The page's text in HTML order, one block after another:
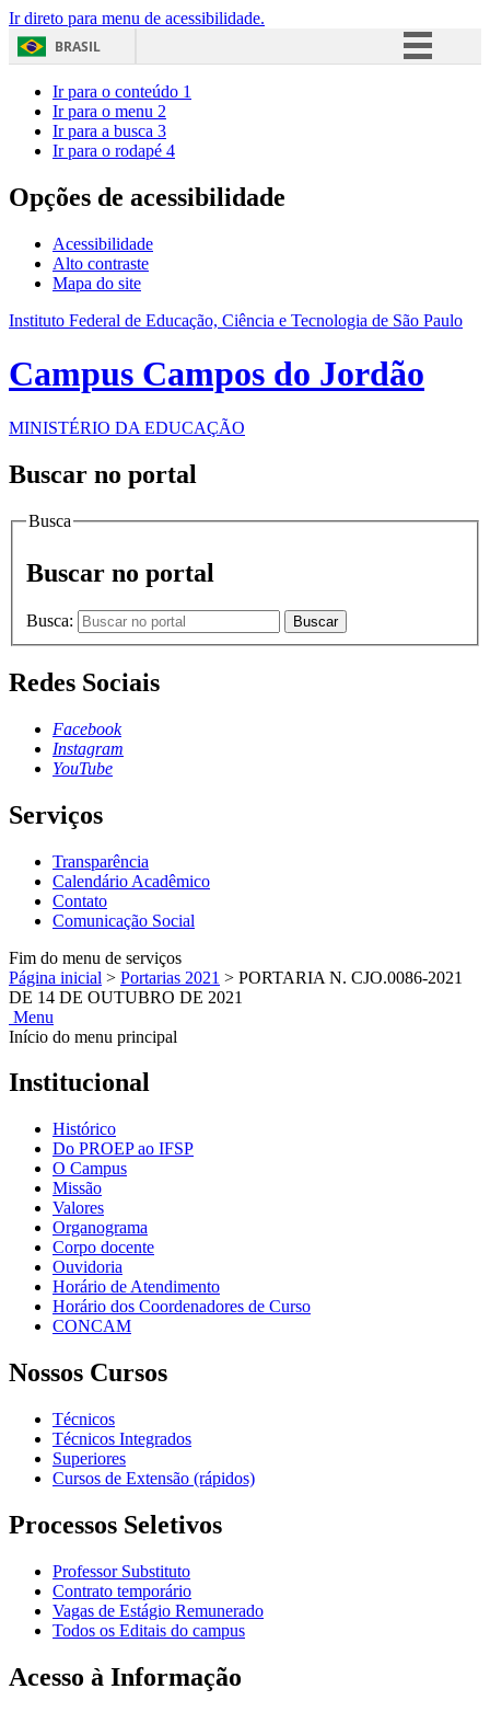
Ir direto para menu de acessibilidade.
BRASIL
Acesso à informação
Ir para o conteúdo 1
Ir para o menu 2
Ir para a busca 3
Ir para o rodapé 4
Opções de acessibilidade
Acessibilidade
Alto contraste
Mapa do site
Instituto Federal de Educação, Ciência e Tecnologia de São Paulo
Campus Campos do Jordão
MINISTÉRIO DA EDUCAÇÃO
Buscar no portal
Busca
Buscar no portal
Busca: Buscar
Redes Sociais
Facebook
Instagram
YouTube
Serviços
Transparência
Calendário Acadêmico
Contato
Comunicação Social
Fim do menu de serviços
Página inicial > Portarias 2021 > PORTARIA N. CJO.0086-2021
DE 14 DE OUTUBRO DE 2021
Menu
Início do menu principal
Institucional
Histórico
Do PROEP ao IFSP
O Campus
Missão
Valores
Organograma
Corpo docente
Ouvidoria
Horário de Atendimento
Horário dos Coordenadores de Curso
CONCAM
Nossos Cursos
Técnicos
Técnicos Integrados
Superiores
Cursos de Extensão (rápidos)
Processos Seletivos
Professor Substituto
Contrato temporário
Vagas de Estágio Remunerado
Todos os Editais do campus
Acesso à Informação